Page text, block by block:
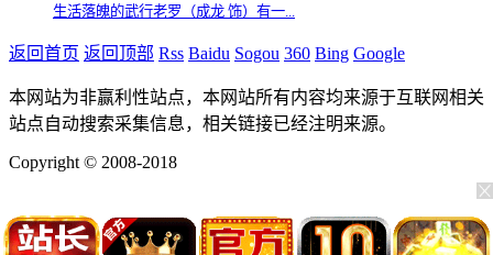
生活落魄的武行老罗（成龙 饰）有一...
返回首页 返回顶部 Rss Baidu Sogou 360 Bing Google
本网站为非赢利性站点，本网站所有内容均来源于互联网相关
站点自动搜索采集信息，相关链接已经注明来源。
Copyright © 2008-2018